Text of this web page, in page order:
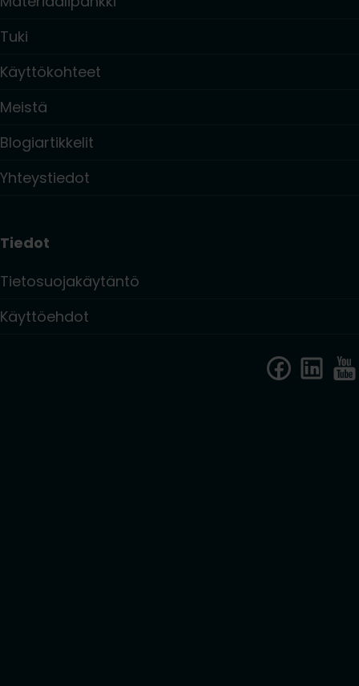
Tuki
Käyttökohteet
Meistä
Blogiartikkelit
Yhteystiedot
Tiedot
Tietosuojakäytäntö
Käyttöehdot